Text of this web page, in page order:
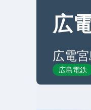
広
広電
広島電鉄